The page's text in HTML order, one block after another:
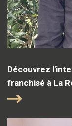
Découvrez
franchisé à La